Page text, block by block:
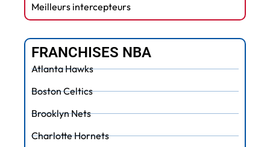
Meilleurs intercepteurs
FRANCHISES NBA
Atlanta Hawks
Boston Celtics
Brooklyn Nets
Charlotte Hornets